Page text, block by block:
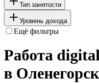
Тип занятости
Уровень дохода
Ещё фильтры
Работа
в